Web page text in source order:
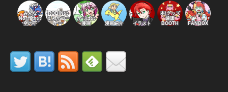
みんな
Norrathの
空の下
ROBINの
まんがコー
ナー
かっぱの
漫画
漫画紹介 イラスト
本/グッズ
通販
BOOTH
FANBOX